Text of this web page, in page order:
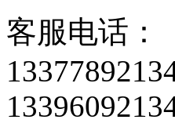
客服电话：